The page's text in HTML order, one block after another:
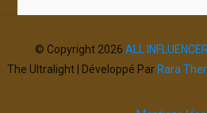
© Copyright 2026 ALL INFLUENCER
The Ultralight | Développé Par Rara